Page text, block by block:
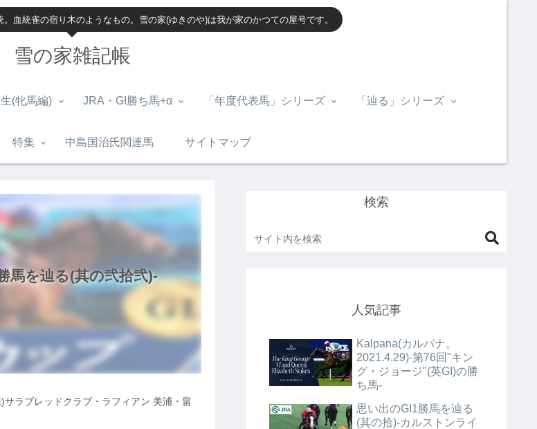
血統雀の宿り木のようなもの。雪の家(ゆきのや)は我が家のかつての屋号です。
雪の家雑記帳
(牝馬編) JRA・GI勝ち馬+α 「年度代表馬」シリーズ 「辿る」シリーズ
特集 中島国治氏関連馬 サイトマップ
馬を辿る(其の弐拾弐)-
ラブレッドクラブ・ラフィアン 美浦・畠
検索
人気記事
Kalpana(カルパナ。
2021.4.29)-第76回"キン
グ・ジョージ"(英GI)の勝
ち馬-
思い出のGI1勝馬を辿る
(其の拾)-カルストンライ